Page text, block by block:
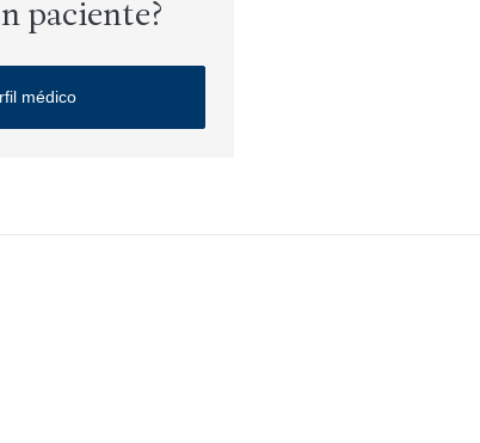
paciente?
médico